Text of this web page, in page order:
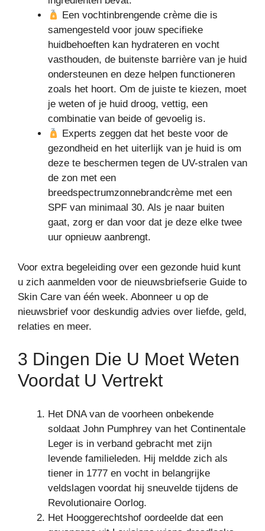
Een vochtinbrengende crème die is
samengesteld voor jouw specifieke
huidbehoeften kan hydrateren en vocht
vasthouden, de buitenste barrière van je huid
ondersteunen en deze helpen functioneren
zoals het hoort. Om de juiste te kiezen, moet
je weten of je huid droog, vettig, een
combinatie van beide of gevoelig is.
Experts zeggen dat het beste voor de
gezondheid en het uiterlijk van je huid is om
deze te beschermen tegen de UV-stralen van
de zon met een
breedspectrumzonnebrandcrème met een
SPF van minimaal 30. Als je naar buiten
gaat, zorg er dan voor dat je deze elke twee
uur opnieuw aanbrengt.
Voor extra begeleiding over een gezonde huid kunt
u zich aanmelden voor de nieuwsbriefserie Guide to
Skin Care van één week. Abonneer u op de
nieuwsbrief voor deskundig advies over liefde, geld,
relaties en meer.
3 Dingen Die U Moet Weten
Voordat U Vertrekt
Het DNA van de voorheen onbekende
soldaat John Pumphrey van het Continentale
Leger is in verband gebracht met zijn
levende familieleden. Hij meldde zich als
tiener in 1777 en vocht in belangrijke
veldslagen voordat hij sneuvelde tijdens de
Revolutionaire Oorlog.
Het Hooggerechtshof oordeelde dat een